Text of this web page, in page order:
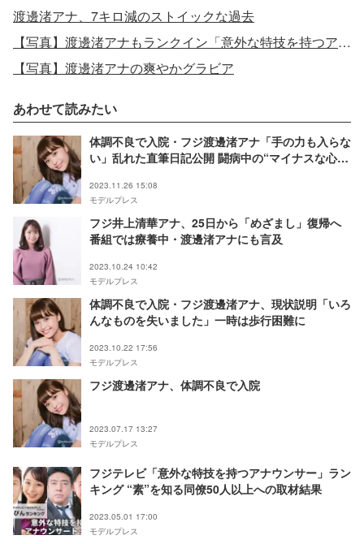
渡邊渚アナ、7キロ減のストイックな過去
【写真】渡邊渚アナもランクイン「意外な特技を持つアナウンサー」トップ3
【写真】渡邊渚アナの爽やかグラビア
あわせて読みたい
体調不良で入院・フジ渡邊渚アナ「手の力も入らな
い」乱れた直筆日記公開 闘病中の“マイナスな心
2023.11.26 15:08
モデルプレス
フジ井上清華アナ、25日から「めざまし」復帰へ
番組では療養中・渡邊渚アナにも言及
2023.10.24 10:42
モデルプレス
体調不良で入院・フジ渡邊渚アナ、現状説明「いろ
んなものを失いました」一時は歩行困難に
2023.10.22 17:56
モデルプレス
フジ渡邊渚アナ、体調不良で入院
2023.07.17 13:27
モデルプレス
フジテレビ「意外な特技を持つアナウンサー」ラン
キング “素”を知る同僚50人以上への取材結果
2023.05.01 17:00
モデルプレス